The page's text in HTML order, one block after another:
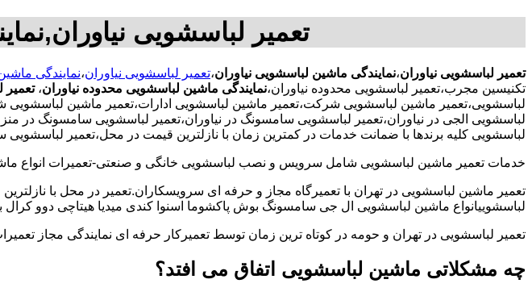
تعمیر لباسشویی
تعمیر لباسشویی نیاوران،نمایندگی ماشین لباسشویی نیاوران،تعمیر لباسشویی نیاوران،نمایندگی
تکنیسین مجرب،تعمیر لباسشویی محدوده نیاوران،نمایندگی ماشین لباسشویی محدوده نیاوران، تعمیر
لباسشویی،تعمیر ماشین لباسشویی شرکت،تعمیر ماشین لباسشویی ادارات،تعمیر ماشین لباسشویی
لباسشویی الجی در نیاوران،تعمیر لباسشویی سامسونگ در نیاوران،تعمیر لباسشویی سامسونگ در
لباسشویی کلیه برندها با ضمانت خدمات در کمترین زمان با نازلترین قیمت در محل،تعمیر لباسشویی
خدمات تعمیر ماشین لباسشویی شامل سرویس و نصب لباسشویی خانگی و صنعتی-تعمیرات انواع
تعمیر ماشین لباسشویی در تهران با تعمیرگاه مجاز و حرفه ای سرویسکاران.تعمیر در محل با
لباسشوییانواع ماشین لباسشویی ال جی سامسونگ بوش پاکشوما اسنوا کندی میدیا هیتاچی دوو
تعمیر لباسشویی در تهران و حومه در کوتاه ترین زمان توسط تعمیرکار حرفه ای نمایندگی مجاز
چه مشکلاتی ماشین لباسشویی اتفاق می افتد؟